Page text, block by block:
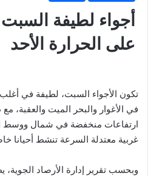
أجواء لطيفة
على الحرارة الأحد
تكون الأجواء السبت، لطيفة في
في الأغوار والبحر الميت والعقبة،
ارتفاعات منخفضة في شمال ووسط
غربية معتدلة السرعة تنشط أحيانا
وبحسب تقرير إدارة الأرصاد الجوية،